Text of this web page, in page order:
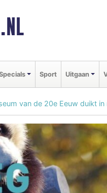
Sport Uitgaan
van de 20e Eeuw duikt